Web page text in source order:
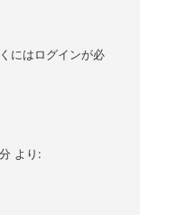
にはログインが必
より: